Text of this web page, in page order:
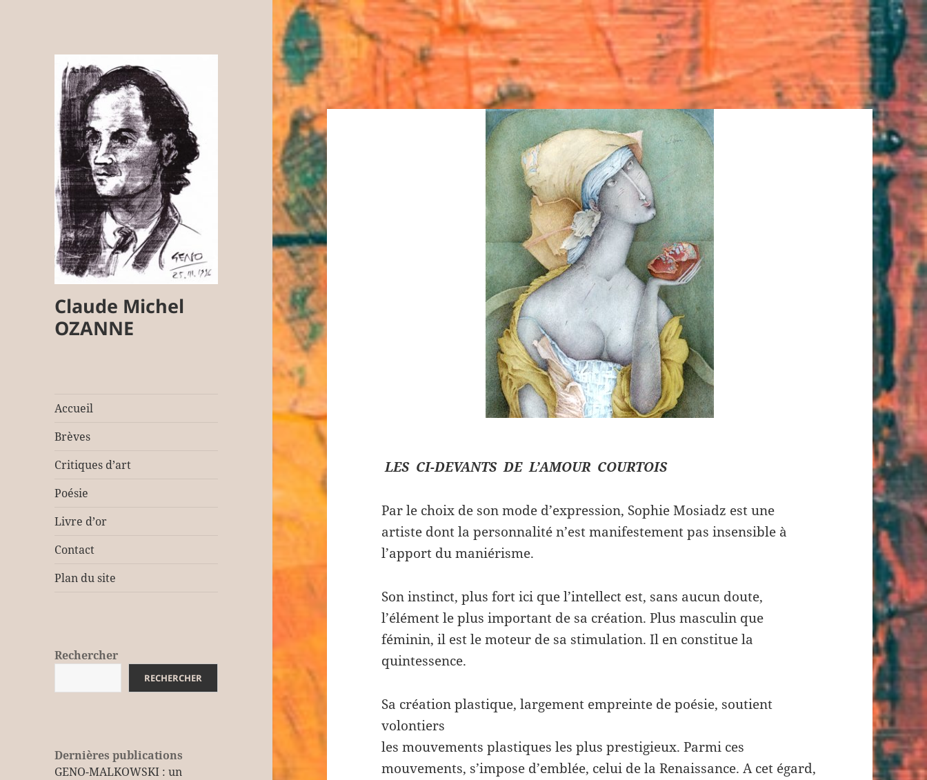
Claude Michel
OZANNE
Accueil
Brèves
Critiques d’art
Poésie
Livre d’or
Contact
Plan du site
Rechercher
RECHERCHER
Dernières publications
GENO-MALKOWSKI : un
LES CI-DEVANTSDE L’AMOUR COURTOIS
Par le choix de son mode d’expression, Sophie Mosiadz est une
artiste dont la personnalité n’est manifestement pas insensible à
l’apport du maniérisme.
Son instinct, plus fort ici que l’intellect est, sans aucun doute,
l’élément le plus important de sa création. Plus masculin que
féminin, il est le moteur de sa stimulation. Il en constitue la
quintessence.
Sa création plastique, largement empreinte de poésie, soutient
volontiers
les mouvements plastiques les plus prestigieux. Parmi ces
mouvements, s’impose d’emblée, celui de la Renaissance. A cet égard,